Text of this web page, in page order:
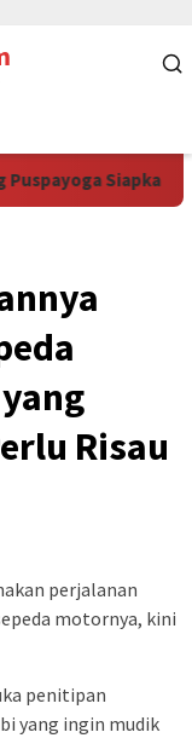
Siapkan
Risau
perjalanan
motornya, kini
penitipan
yang ingin mudik